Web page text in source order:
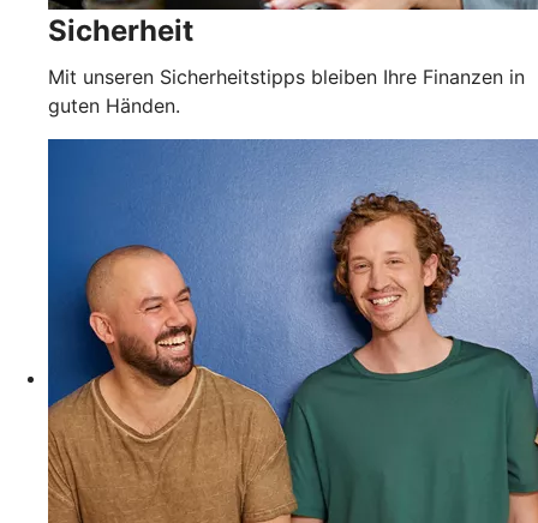
Sicherheit
Mit unseren Sicherheitstipps bleiben Ihre Finanzen in
guten Händen.